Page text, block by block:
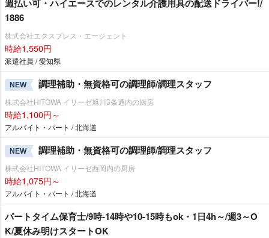
週払い可・ハイエースでのレンタル介護用具の配送ドライバー!/
1886
株式会社エクスプレス・エージェント
時給1,550円
派遣社員 / 愛知県
NEW 調理補助・無資格可の調理師/調理スタッフ
株式会社HITOWA イリーゼ旭川3条通内の厨房
時給1,100円～
アルバイト・パート / 北海道
NEW 調理補助・無資格可の調理師/調理スタッフ
株式会社HITOWA イリーゼ西岡内の厨房
時給1,075円～
アルバイト・パート / 北海道
パートタイム保育士/9時-14時や10-15時もok・1日4h～/週3～O
K/夏休み明けスタートOK